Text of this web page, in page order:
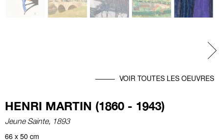
VOIR TOUTES LES OEUVRES
HENRI MARTIN (1860 - 1943)
Jeune Sainte, 1893
66 x 50 cm